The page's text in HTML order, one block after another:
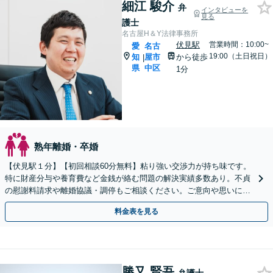
細江 駿介 弁
護士
インタビューを
見る
名古屋H＆Y法律事務所
愛
知
県
|
名古
屋市
中区
伏見駅
から徒歩
1分
営業時間：10:00~
19:00（土日祝日）
熟年離婚・卒婚
【伏見駅１分】【初回相談60分無料】粘り強い交渉力が持ち味です。
特に財産分与や養育費など金銭が絡む問題の解決実績多数あり。不貞
の慰謝料請求や離婚協議・調停もご相談ください。ご意向や思いに寄
り添いながら、最善の解決を目指します【土日祝相談可】
料金表を見る